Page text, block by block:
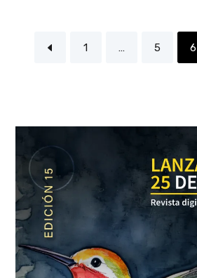
1 … 5 6